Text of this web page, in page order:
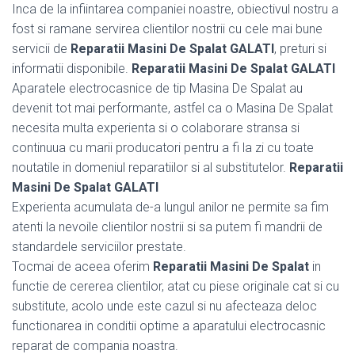
Inca de la infiintarea companiei noastre, obiectivul nostru a
fost si ramane servirea clientilor nostrii cu cele mai bune
servicii de Reparatii Masini De Spalat GALATI, preturi si
informatii disponibile. Reparatii Masini De Spalat GALATI
Aparatele electrocasnice de tip Masina De Spalat au
devenit tot mai performante, astfel ca o Masina De Spalat
necesita multa experienta si o colaborare stransa si
continuua cu marii producatori pentru a fi la zi cu toate
noutatile in domeniul reparatiilor si al substitutelor. Reparatii
Masini De Spalat GALATI
Experienta acumulata de-a lungul anilor ne permite sa fim
atenti la nevoile clientilor nostrii si sa putem fi mandrii de
standardele serviciilor prestate.
Tocmai de aceea oferim Reparatii Masini De Spalat in
functie de cererea clientilor, atat cu piese originale cat si cu
substitute, acolo unde este cazul si nu afecteaza deloc
functionarea in conditii optime a aparatului electrocasnic
reparat de compania noastra.